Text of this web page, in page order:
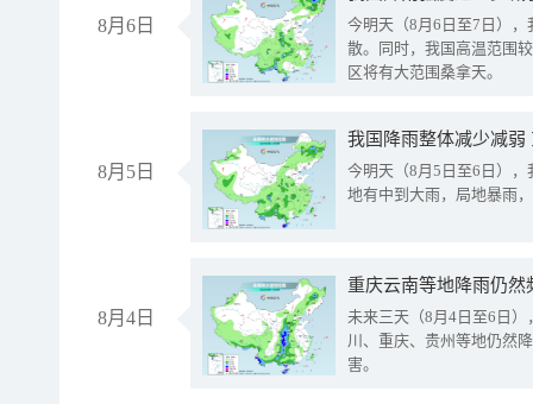
8月6日
今明天（8月6日至7日）
散。同时，我国高温范围
区将有大范围桑拿天。
8月5日
我国降雨整体减少减弱
今明天（8月5日至6日）
地有中到大雨，局地暴雨
8月4日
重庆云南等地降雨仍然
未来三天（8月4日至6日
川、重庆、贵州等地仍然
害。